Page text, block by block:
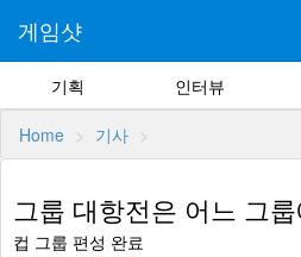
게임샷
기획 인터뷰
Home 기사
그룹 대항전은 어느 그
컵 그룹 편성 완료